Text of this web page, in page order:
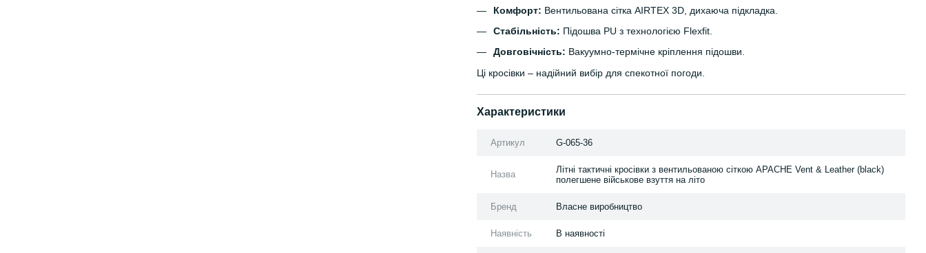
Комфорт: Вентильована сітка AIRTEX 3D, дихаюча підкладка.
Стабільність: Підошва PU з технологією Flexfit.
Довговічність: Вакуумно-термічне кріплення підошви.
Ці кросівки – надійний вибір для спекотної погоди.
Характеристики
Артикул G-065-36
Назва
Літні тактичні кросівки з вентильованою сіткою APACHE Vent & Leather (black)
полегшене військове взуття на літо
Бренд Власне виробництво
Наявність В наявності